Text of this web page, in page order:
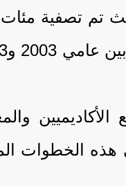
تصفية مئات
هذه الخطوات